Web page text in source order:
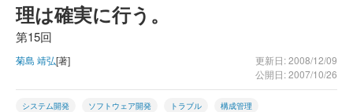
理は確実に行う。
第15回
菊島 靖弘[著]
更新日: 2008/12/09
公開日: 2007/10/26
システム開発 ソフトウェア開発 トラブル 構成管理